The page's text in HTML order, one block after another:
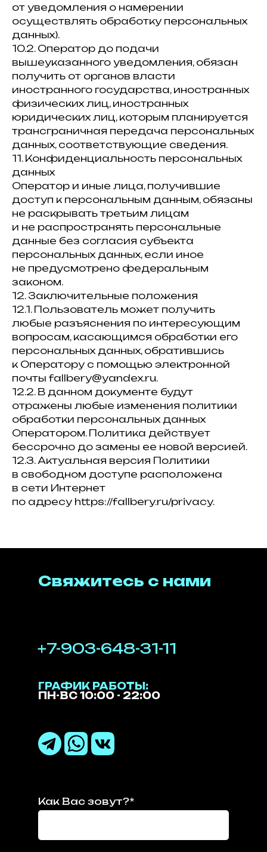
от уведомления о намерении
осуществлять обработку персональных
данных).
10.2. Оператор до подачи
вышеуказанного уведомления, обязан
получить от органов власти
иностранного государства, иностранных
физических лиц, иностранных
юридических лиц, которым планируется
трансграничная передача персональных
данных, соответствующие сведения.
11. Конфиденциальность персональных
данных
Оператор и иные лица, получившие
доступ к персональным данным, обязаны
не раскрывать третьим лицам
и не распространять персональные
данные без согласия субъекта
персональных данных, если иное
не предусмотрено федеральным
законом.
12. Заключительные положения
12.1. Пользователь может получить
любые разъяснения по интересующим
вопросам, касающимся обработки его
персональных данных, обратившись
к Оператору с помощью электронной
почты fallbery@yandex.ru.
12.2. В данном документе будут
отражены любые изменения политики
обработки персональных данных
Оператором. Политика действует
бессрочно до замены ее новой версией.
12.3. Актуальная версия Политики
в свободном доступе расположена
в сети Интернет
по адресу https://fallbery.ru/privacy.
Свяжитесь с нами
ГРАФИК РАБОТЫ:
ПН-ВС 10:00 - 22:00
+7-903-648-31-11
Как Вас зовут?*